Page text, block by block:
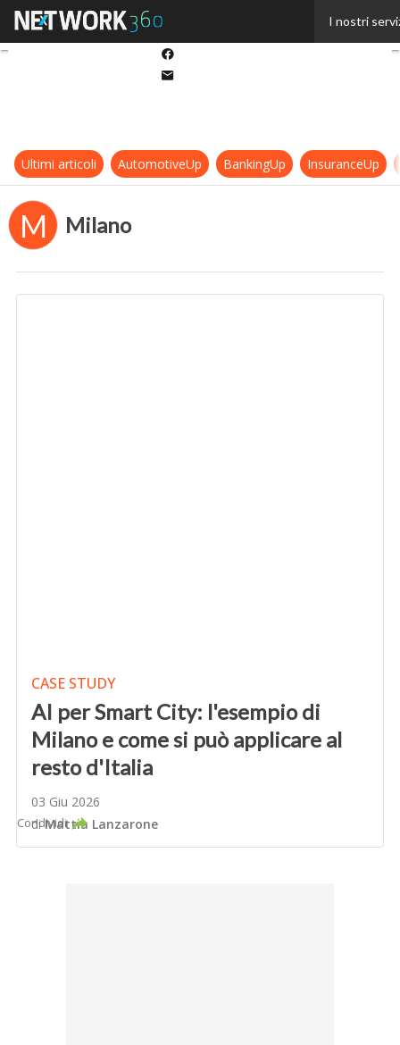
I nostri
Ultimi articoli AutomotiveUp BankingUp InsuranceUp
M Milano
CASE STUDY
AI per Smart City: l'esempio di
Milano e come si può applicare al
resto d'Italia
03 Giu 2026
diMattia Lanzarone
Condividi